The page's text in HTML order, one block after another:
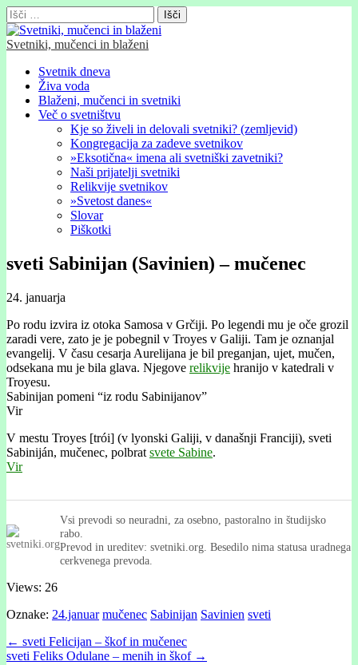
Išči:
Svetniki, mučenci in blaženi
Glavni
meni
Skip
content
Svetnik dneva
Živa voda
Blaženi, mučenci in svetniki
Več o svetništvu
Kje so živeli in delovali svetniki? (zemljevid)
Kongregacija za zadeve svetnikov
»Eksotična« imena ali svetniški zavetniki?
Naši prijatelji svetniki
Relikvije svetnikov
»Svetost danes«
Slovar
Piškotki
sveti Sabinijan (Savinien) – mučenec
24. januarja
Po rodu izvira iz otoka Samosa v Grčiji. Po legendi mu je oče grozil
zaradi vere, zato je je pobegnil v Troyes v Galiji. Tam je oznanjal
evangelij. V času cesarja Aurelijana je bil preganjan, ujet, mučen,
odsekana mu je bila glava. Njegove relikvije hranijo v katedrali v
Troyesu.
Sabinijan pomeni “iz rodu Sabinijanov”
Vir
V mestu Troyes [trói] (v lyonski Galiji, v današnji Franciji), sveti
Sabiniján, mučenec, polbrat svete Sabine.
Vir
Vsi prevodi so neuradni, za osebno, pastoralno in študijsko
rabo.
Prevod in ureditev: svetniki.org. Besedilo nima statusa uradnega
cerkvenega prevoda.
Views: 26
Oznake: 24.januar mučenec Sabinijan Savinien sveti
Post
navigation
← sveti Felicijan – škof in mučenec
sveti Feliks Odulane – menih in škof →